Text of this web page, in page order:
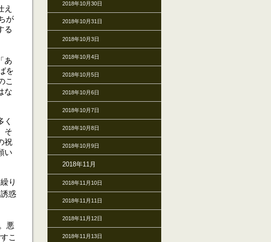
え
が
る
あ
を
こ
な
く
そ
祝
い
り
惑
悪
こ
2018年10月30日
2018年10月31日
2018年10月3日
2018年10月4日
2018年10月5日
2018年10月6日
2018年10月7日
2018年10月8日
2018年10月9日
2018年11月
2018年11月10日
2018年11月11日
2018年11月12日
2018年11月13日